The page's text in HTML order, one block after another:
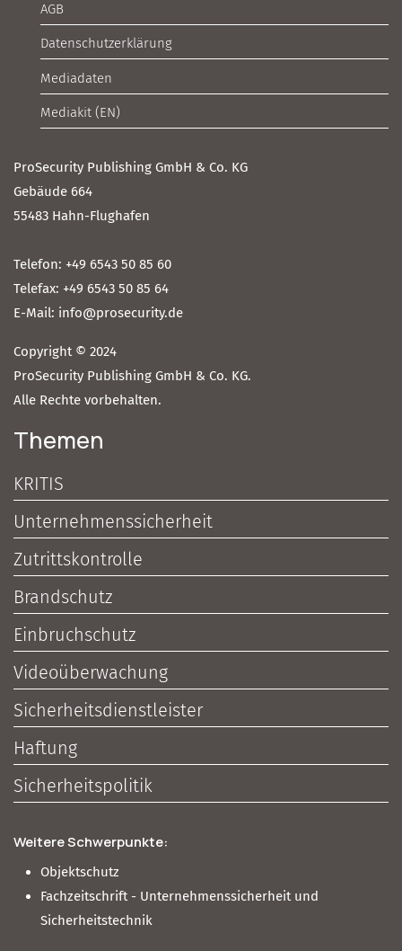
AGB
Datenschutzerklärung
Mediadaten
Mediakit (EN)
ProSecurity Publishing GmbH & Co. KG
Gebäude 664
55483 Hahn-Flughafen
Telefon: +49 6543 50 85 60
Telefax: +49 6543 50 85 64
E-Mail: info@prosecurity.de
Copyright © 2024
ProSecurity Publishing GmbH & Co. KG.
Alle Rechte vorbehalten.
Themen
KRITIS
Unternehmenssicherheit
Zutrittskontrolle
Brandschutz
Einbruchschutz
Videoüberwachung
Sicherheitsdienstleister
Haftung
Sicherheitspolitik
Weitere Schwerpunkte:
Objektschutz
Fachzeitschrift - Unternehmenssicherheit und
Sicherheitstechnik